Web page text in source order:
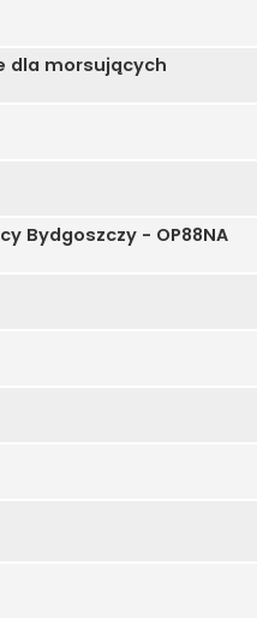
dla morsujących
Bydgoszczy - OP88NA